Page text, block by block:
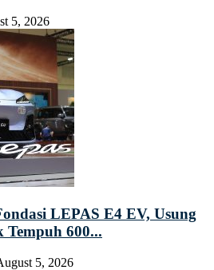
5, 2026
LEPAS E4 EV, Usung
600...
5, 2026